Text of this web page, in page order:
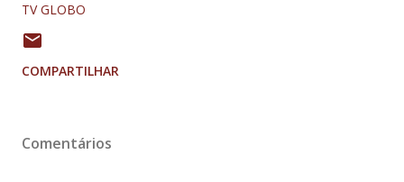
TV GLOBO
COMPARTILHAR
Comentários